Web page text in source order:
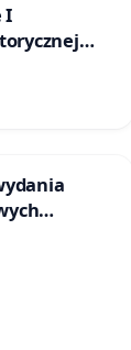
I
budowy
biometanu